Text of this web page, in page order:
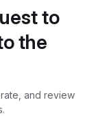
to
the
and review